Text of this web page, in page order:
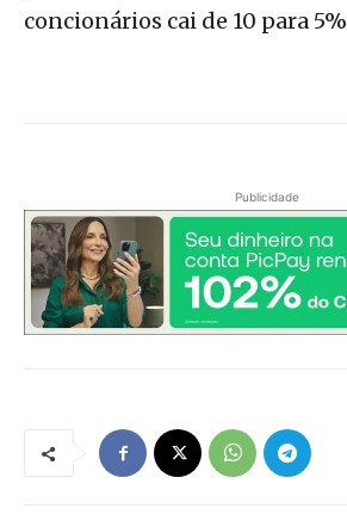
concionários cai de 10 para 5%
Publicidade